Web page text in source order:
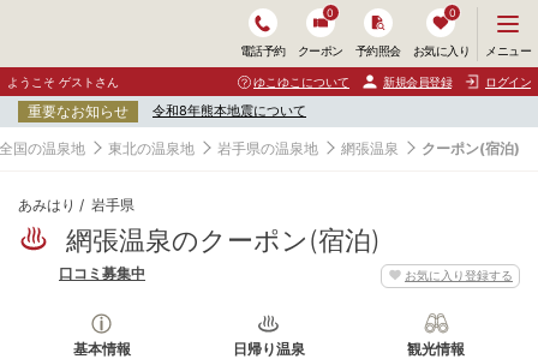
電話予約 クーポン
0
予約照会 お気に入り
0
ニ
ュ
ー
開
く
メニュー
ようこそ ゲストさん ゆこゆこについて 新規会員登録 ログイン
重要なお知らせ 令和8年熊本地震について
全国の温泉地 東北の温泉地 岩手県の温泉地 網張温泉 クーポン(宿泊)
あみはり 岩手県
網張温泉のクーポン(宿泊)
お気に入り登録する
口コミ募集中
基本情報 日帰り温泉 観光情報